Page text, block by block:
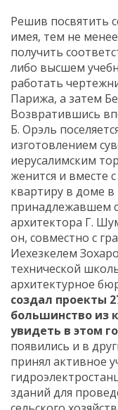
Решив посвятить
имея, тем не
получить
либо высшем
работать
Парижа, а затем
Возвратившись
Б. Орэль
изготовлением
иерусалимским
женится и вместе
квартиру в доме
принадлежавшем
архитектора Г.
он, совместно с
Иехезкелем
технической
архитектурное
создал проекты
большинство из
увидеть в этом
появились и в
принял активное
зданий для